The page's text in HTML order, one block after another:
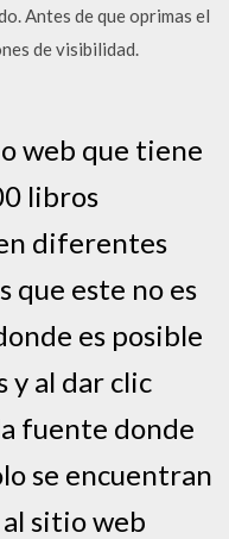
Antes de que oprimas el
de visibilidad.
web que tiene
libros
diferentes
que este no es
es posible
y al dar clic
fuente donde
se encuentran
sitio web